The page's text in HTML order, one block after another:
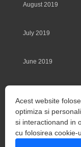
Acest website
optimiza si
si interactionand in
cu folosirea cookie-
August 2019
July 2019
June 2019
March 2014